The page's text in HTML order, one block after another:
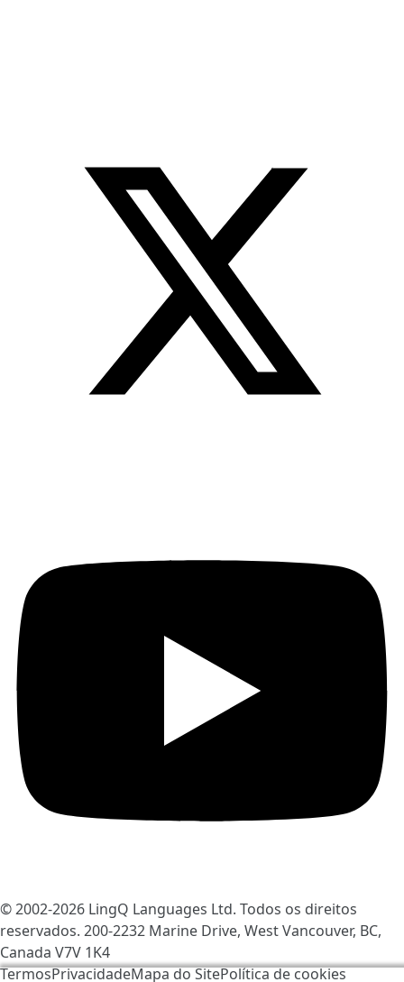
© 2002-2026 LingQ Languages Ltd. Todos os direitos
reservados. 200-2232 Marine Drive, West Vancouver, BC,
Canada V7V 1K4
TermosPrivacidadeMapa do SitePolítica de cookies